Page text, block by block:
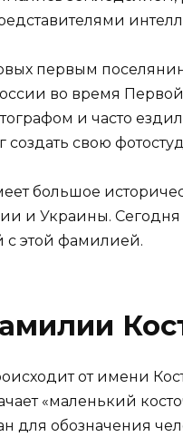
первым
во время
и часто
создать свою
большое
и Украины.
с этой фамилией.
от имени
«маленький
для обозначения